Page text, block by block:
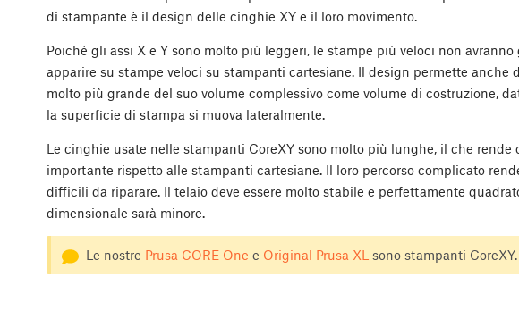
di stampante è il design delle cinghie XY e il loro movimento.
Poiché gli assi X e Y sono molto più leggeri, le stampe più veloci non
apparire su stampe veloci su stampanti cartesiane. Il design permette anche
molto più grande del suo volume complessivo come volume di costruzione,
la superficie di stampa si muova lateralmente.
Le cinghie usate nelle stampanti CoreXY sono molto più lunghe, il che
importante rispetto alle stampanti cartesiane. Il loro percorso complicato
difficili da riparare. Il telaio deve essere molto stabile e perfettamente
dimensionale sarà minore.
Le nostre Prusa CORE One e Original Prusa XL sono stampanti CoreXY.